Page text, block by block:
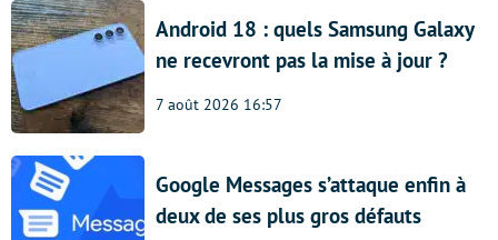
Android 18 : quels Samsung Galaxy
ne recevront pas la mise à jour ?
7 août 2026 16:57
Google Messages s’attaque enfin à
deux de ses plus gros défauts